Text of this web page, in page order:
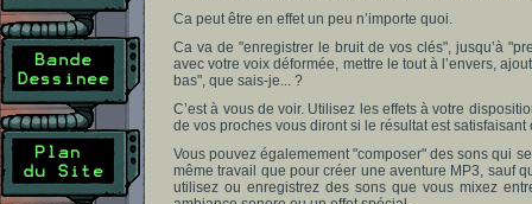
Ca peut être en effet un peu n’importe quoi.
Ca va de "enregistrer le bruit de vos clés", jusqu’à
avec votre voix déformée, mettre le tout à l’envers,
bas", que sais-je... ?
C’est à vous de voir. Utilisez les effets à votre
de vos proches vous diront si le résultat est satisfaisant
Vous pouvez égalemement "composer" des sons qui
même travail que pour créer une aventure MP3, sauf
utilisez ou enregistrez des sons que vous mixez